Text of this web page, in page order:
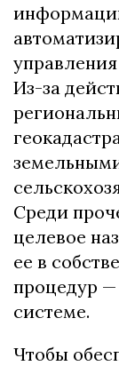
Из-за
Среди
целевое
ее в
процедур
системе.
Чтобы